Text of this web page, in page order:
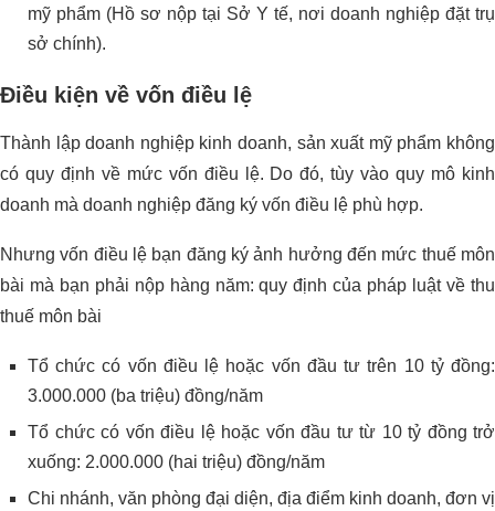
mỹ phẩm (Hồ sơ nộp tại Sở Y tế, nơi doanh nghiệp đặt trụ
sở chính).
Điều kiện về vốn điều lệ
Thành lập doanh nghiệp kinh doanh, sản xuất mỹ phẩm không
có quy định về mức vốn điều lệ. Do đó, tùy vào quy mô kinh
doanh mà doanh nghiệp đăng ký vốn điều lệ phù hợp.
Nhưng vốn điều lệ bạn đăng ký ảnh hưởng đến mức thuế môn
bài mà bạn phải nộp hàng năm: quy định của pháp luật về thu
thuế môn bài
Tổ chức có vốn điều lệ hoặc vốn đầu tư trên 10 tỷ đồng:
3.000.000 (ba triệu) đồng/năm
Tổ chức có vốn điều lệ hoặc vốn đầu tư từ 10 tỷ đồng trở
xuống: 2.000.000 (hai triệu) đồng/năm
Chi nhánh, văn phòng đại diện, địa điểm kinh doanh, đơn vị